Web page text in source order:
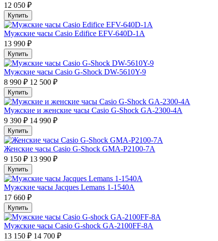
12 050 ₽
Купить
Мужские часы Casio Edifice EFV-640D-1A
13 990 ₽
Купить
Мужские часы Casio G-Shock DW-5610Y-9
8 990 ₽ 12 500 ₽
Купить
Мужские и женские часы Casio G-Shock GA-2300-4A
9 390 ₽ 14 990 ₽
Купить
Женские часы Casio G-Shock GMA-P2100-7A
9 150 ₽ 13 990 ₽
Купить
Мужские часы Jacques Lemans 1-1540A
17 660 ₽
Купить
Мужские часы Casio G-shock GA-2100FF-8A
13 150 ₽ 14 700 ₽